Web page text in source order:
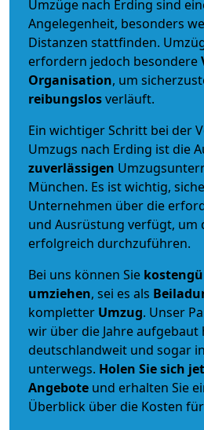
Umzüge nach Erding sind
Angelegenheit, besonders
Distanzen stattfinden.
erfordern jedoch besondere
Organisation, um
reibungslosverläuft.
Ein wichtiger Schritt bei der
Umzugs nach Erding ist die
zuverlässigen
München. Es ist wichtig,
Unternehmen über die
und Ausrüstung verfügt, um
erfolgreich durchzuführen.
Bei uns können Sie
umziehen, sei es als
kompletter Umzug. Unser
wir über die Jahre aufgebaut
deutschlandweit und sogar
unterwegs. Holen Sie sich
Angebote und erhalten Sie
Überblick über die Kosten